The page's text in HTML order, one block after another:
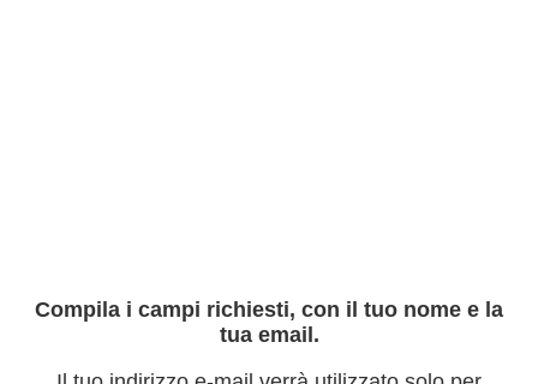
Compila i campi richiesti, con il tuo nome e la
tua email.